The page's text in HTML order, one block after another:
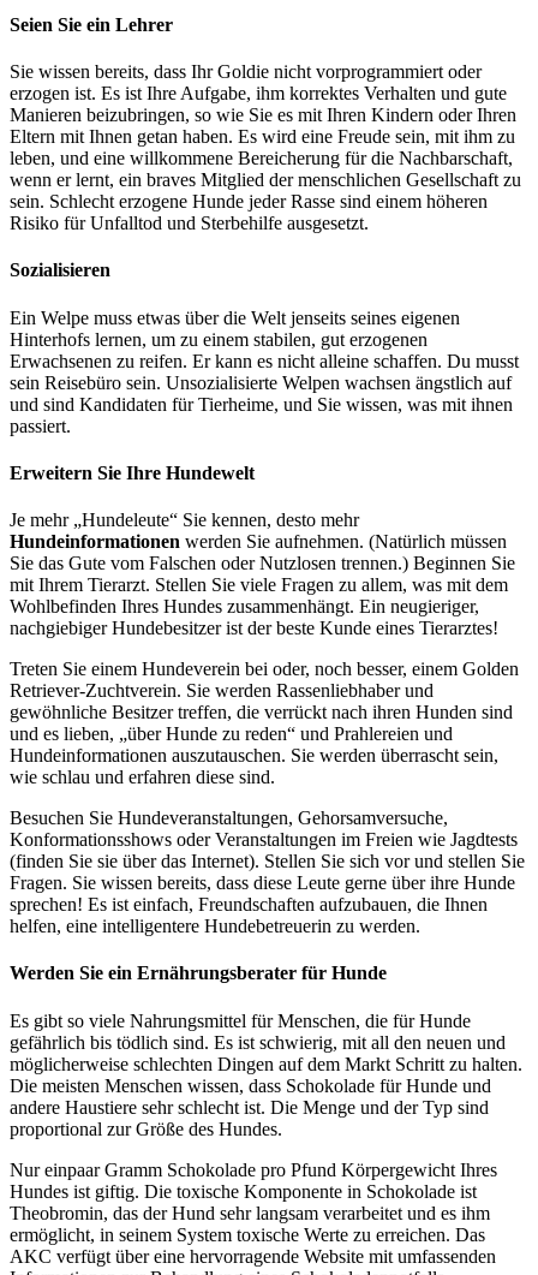
Seien Sie ein Lehrer
Sie wissen bereits, dass Ihr Goldie nicht vorprogrammiert oder
erzogen ist. Es ist Ihre Aufgabe, ihm korrektes Verhalten und gute
Manieren beizubringen, so wie Sie es mit Ihren Kindern oder Ihren
Eltern mit Ihnen getan haben. Es wird eine Freude sein, mit ihm zu
leben, und eine willkommene Bereicherung für die Nachbarschaft,
wenn er lernt, ein braves Mitglied der menschlichen Gesellschaft zu
sein. Schlecht erzogene Hunde jeder Rasse sind einem höheren
Risiko für Unfalltod und Sterbehilfe ausgesetzt.
Sozialisieren
Ein Welpe muss etwas über die Welt jenseits seines eigenen
Hinterhofs lernen, um zu einem stabilen, gut erzogenen
Erwachsenen zu reifen. Er kann es nicht alleine schaffen. Du musst
sein Reisebüro sein. Unsozialisierte Welpen wachsen ängstlich auf
und sind Kandidaten für Tierheime, und Sie wissen, was mit ihnen
passiert.
Erweitern Sie Ihre Hundewelt
Je mehr „Hundeleute“ Sie kennen, desto mehr
Hundeinformationen werden Sie aufnehmen. (Natürlich müssen
Sie das Gute vom Falschen oder Nutzlosen trennen.) Beginnen Sie
mit Ihrem Tierarzt. Stellen Sie viele Fragen zu allem, was mit dem
Wohlbefinden Ihres Hundes zusammenhängt. Ein neugieriger,
nachgiebiger Hundebesitzer ist der beste Kunde eines Tierarztes!
Treten Sie einem Hundeverein bei oder, noch besser, einem Golden
Retriever-Zuchtverein. Sie werden Rassenliebhaber und
gewöhnliche Besitzer treffen, die verrückt nach ihren Hunden sind
und es lieben, „über Hunde zu reden“ und Prahlereien und
Hundeinformationen auszutauschen. Sie werden überrascht sein,
wie schlau und erfahren diese sind.
Besuchen Sie Hundeveranstaltungen, Gehorsamversuche,
Konformationsshows oder Veranstaltungen im Freien wie Jagdtests
(finden Sie sie über das Internet). Stellen Sie sich vor und stellen Sie
Fragen. Sie wissen bereits, dass diese Leute gerne über ihre Hunde
sprechen! Es ist einfach, Freundschaften aufzubauen, die Ihnen
helfen, eine intelligentere Hundebetreuerin zu werden.
Werden Sie ein Ernährungsberater für Hunde
Es gibt so viele Nahrungsmittel für Menschen, die für Hunde
gefährlich bis tödlich sind. Es ist schwierig, mit all den neuen und
möglicherweise schlechten Dingen auf dem Markt Schritt zu halten.
Die meisten Menschen wissen, dass Schokolade für Hunde und
andere Haustiere sehr schlecht ist. Die Menge und der Typ sind
proportional zur Größe des Hundes.
Nur einpaar Gramm Schokolade pro Pfund Körpergewicht Ihres
Hundes ist giftig. Die toxische Komponente in Schokolade ist
Theobromin, das der Hund sehr langsam verarbeitet und es ihm
ermöglicht, in seinem System toxische Werte zu erreichen. Das
AKC verfügt über eine hervorragende Website mit umfassenden